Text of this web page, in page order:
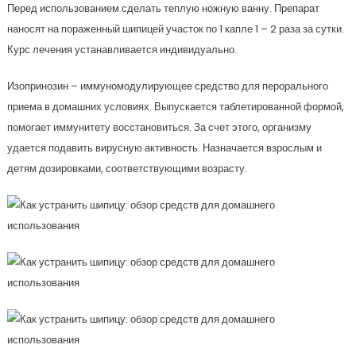
Перед использованием сделать теплую ножную ванну. Препарат
наносят на пораженный шипицей участок по 1 капле 1 – 2 раза за сутки.
Курс лечения устанавливается индивидуально.
Изопринозин – иммуномодулирующее средство для перорального
приема в домашних условиях. Выпускается таблетированной формой,
помогает иммунитету восстановиться. За счет этого, организму
удается подавить вирусную активность. Назначается взрослым и
детям дозировками, соответствующими возрасту.